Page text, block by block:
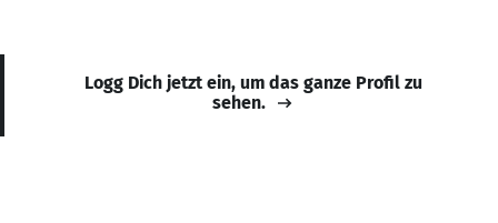
Logg Dich jetzt ein, um das ganze Profil zu
sehen.